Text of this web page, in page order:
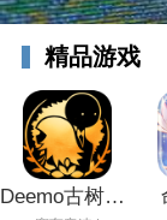
精品游戏
Deemo古树旋律